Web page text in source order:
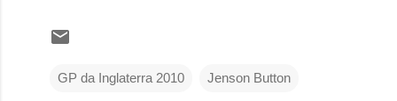
GP da Inglaterra 2010 Jenson Button